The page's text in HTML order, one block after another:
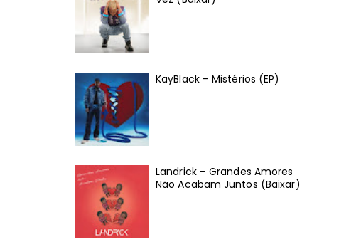
KayBlack – Mistérios (EP)
Landrick – Grandes Amores
Não Acabam Juntos (Baixar)